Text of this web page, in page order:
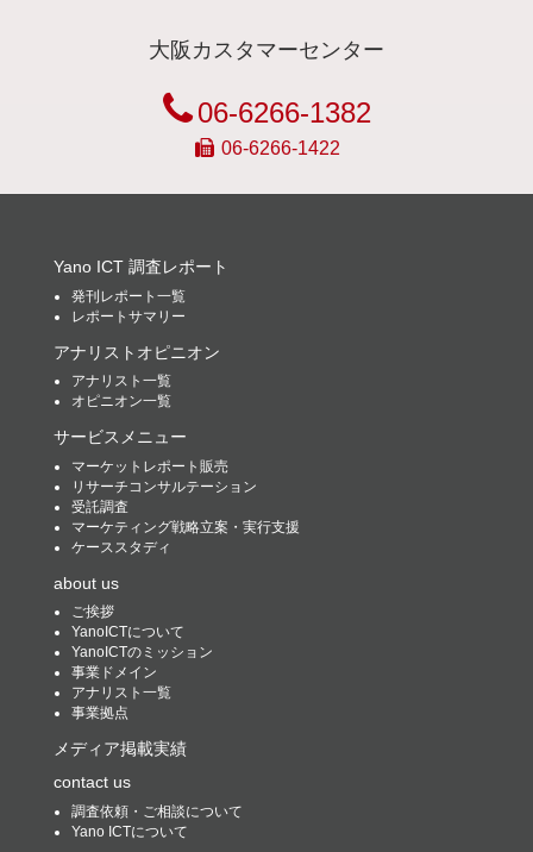
大阪カスタマーセンター
06-6266-1382
06-6266-1422
Yano ICT 調査レポート
発刊レポート一覧
レポートサマリー
アナリストオピニオン
アナリスト一覧
オピニオン一覧
サービスメニュー
マーケットレポート販売
リサーチコンサルテーション
受託調査
マーケティング戦略立案・実行支援
ケーススタディ
about us
ご挨拶
YanoICTについて
YanoICTのミッション
事業ドメイン
アナリスト一覧
事業拠点
メディア掲載実績
contact us
調査依頼・ご相談について
Yano ICTについて